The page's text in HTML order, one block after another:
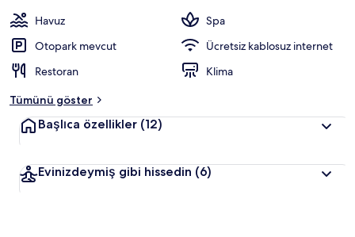
e
Havuz
Spa
Otopark mevcut
Ücretsiz kablosuz internet
Restoran
Klima
Tümünü göster
Başlıca özellikler (12)
Evinizdeymiş gibi hissedin (6)